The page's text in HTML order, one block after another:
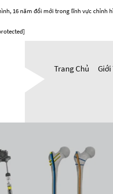
16 năm đổi mới trong lĩnh vực chỉnh
Trang Chủ